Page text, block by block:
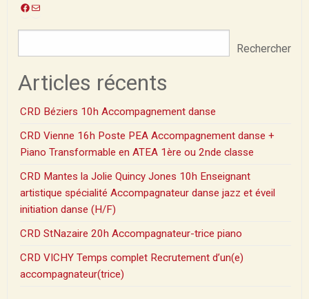
Facebook
Rechercher
Articles récents
CRD Béziers 10h Accompagnement danse
CRD Vienne 16h Poste PEA Accompagnement danse +
Piano Transformable en ATEA 1ère ou 2nde classe
CRD Mantes la Jolie Quincy Jones 10h Enseignant
artistique spécialité Accompagnateur danse jazz et éveil
initiation danse (H/F)
CRD StNazaire 20h Accompagnateur-trice piano
CRD VICHY Temps complet Recrutement d’un(e)
accompagnateur(trice)